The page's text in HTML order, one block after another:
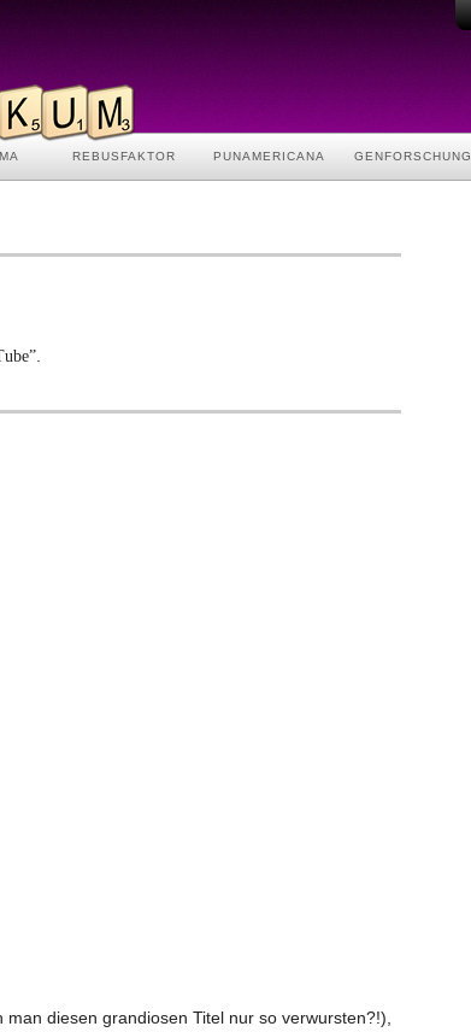
REBUSFAKTOR PUNAMERICANA GENFORSCHUNG
diesen grandiosen Titel nur so verwursten?!),